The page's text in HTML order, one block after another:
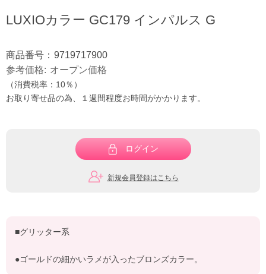
LUXIOカラー GC179 インパルス G
商品番号： 9719717900
参考価格
オープン価格
（消費税率： 10％ ）
お取り寄せ品の為、１週間程度お時間がかかります。
ログイン
新規会員登録はこちら
■グリッター系
●ゴールドの細かいラメが入ったブロンズカラー。